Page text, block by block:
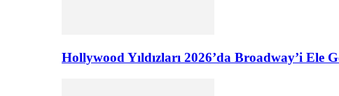
Hollywood Yıldızları 2026’da Broadway’i Ele